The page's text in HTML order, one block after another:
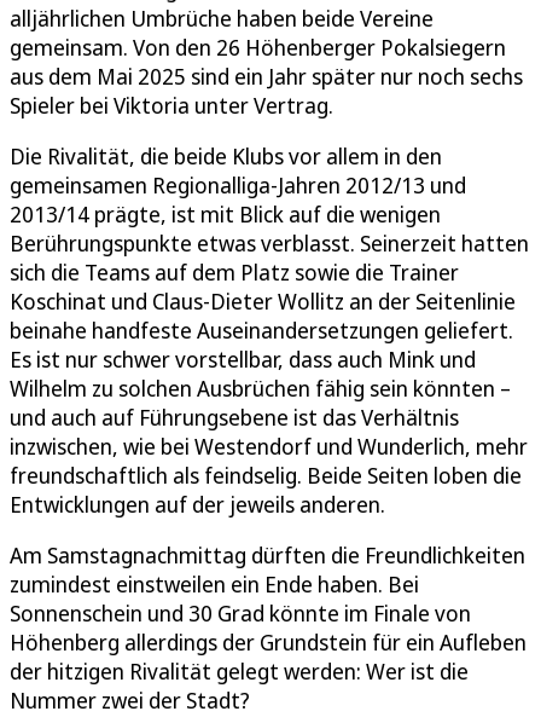
alljährlichen Umbrüche haben beide Vereine
gemeinsam. Von den 26 Höhenberger Pokalsiegern
aus dem Mai 2025 sind ein Jahr später nur noch sechs
Spieler bei Viktoria unter Vertrag.
Die Rivalität, die beide Klubs vor allem in den
gemeinsamen Regionalliga-Jahren 2012/13 und
2013/14 prägte, ist mit Blick auf die wenigen
Berührungspunkte etwas verblasst. Seinerzeit hatten
sich die Teams auf dem Platz sowie die Trainer
Koschinat und Claus-Dieter Wollitz an der Seitenlinie
beinahe handfeste Auseinandersetzungen geliefert.
Es ist nur schwer vorstellbar, dass auch Mink und
Wilhelm zu solchen Ausbrüchen fähig sein könnten –
und auch auf Führungsebene ist das Verhältnis
inzwischen, wie bei Westendorf und Wunderlich, mehr
freundschaftlich als feindselig. Beide Seiten loben die
Entwicklungen auf der jeweils anderen.
Am Samstagnachmittag dürften die Freundlichkeiten
zumindest einstweilen ein Ende haben. Bei
Sonnenschein und 30 Grad könnte im Finale von
Höhenberg allerdings der Grundstein für ein Aufleben
der hitzigen Rivalität gelegt werden: Wer ist die
Nummer zwei der Stadt?